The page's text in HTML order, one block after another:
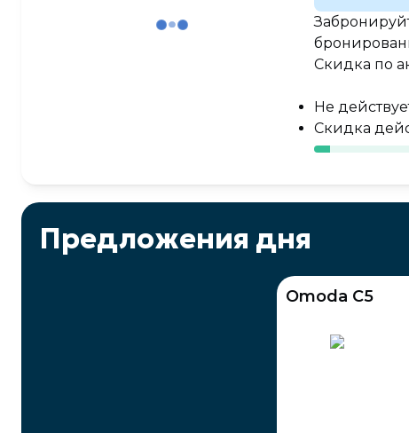
Скидка по
Не
Скидка
Предложения дня
Omoda C5